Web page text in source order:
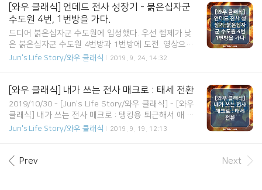
[와우 클래식] 언데드 전사 성장기 - 붉은십자군
수도원 4번, 1번방을 가다.
드디어 붉은십자군 수도원에 입성했다. 우선 렙제가 낮
은 붉은십자군 수도원 4번방과 1번방에 도전. 영상으로
만나보자.. [와우 클래식] 언데드 전사 성장기 - 붉은십자
Jun's Life Story/와우 클래식 2019. 9. 24. 14:32
[와우 클래식] 내가 쓰는 전사 매크로 : 태세 전환
2019/10/30 - [Jun's Life Story/와우 클래식] - [와우
클래식] 내가 쓰는 전사 매크로 : 탱킹용 퇴근해서 애 재
우고 꾸역꾸역 키워온 전사가 드디어 30렙을 넘어 광폭
기본 스킬창의 0번 스킬 칸에 마우스 휠 클릭으로 단축
Jun's Life Story/와우 클래식 2019. 9. 19. 12:13
Prev Next